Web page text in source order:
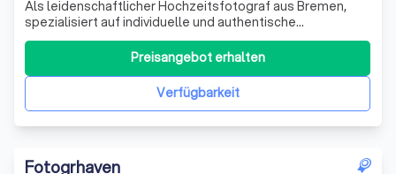
Als leidenschaftlicher Hochzeitsfotograf aus Bremen,
spezialisiert auf individuelle und authentische
Hochzeitsreportagen, bin ich stets bemüht, die
unbezahlbaren Momente Ihres besonderen Tages
einzufangen. Ich verstehe den Wert von Bildern,
besonders wenn sie Erinnerungen an flüchtige
Verfügbarkeit
Preisangebot erhalten
Fotogrhaven